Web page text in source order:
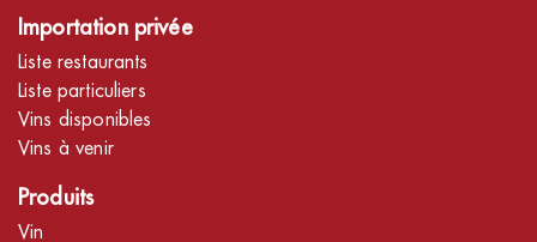
Importation privée
Liste restaurants
Liste particuliers
Vins disponibles
Vins à venir
Produits
Vin